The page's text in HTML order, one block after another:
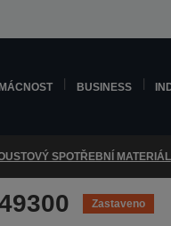
BUSINESS
SPOTŘEBNÍ MATERIÁL
Zastaveno